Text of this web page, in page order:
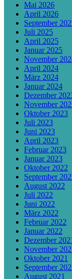
Mai 2026
April 2026
September
Juli 2025
April 2025
Januar 2025
November
April 2024
März 2024
Januar 2024
Dezember
November
Oktober 2023
Juli 2023
Juni 2023
April 2023
Februar 2023
Januar 2023
Oktober 2022
September
August 2022
Juli 2022
Juni 2022
März 2022
Februar 2022
Januar 2022
Dezember
November
Oktober 2021
September
August 2021